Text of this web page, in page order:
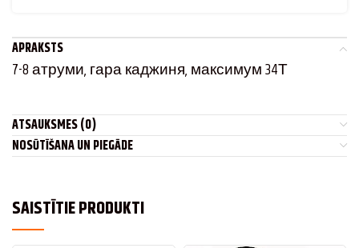
APRAKSTS
7-8 атруми, гара каджиня, максимум 34Т
ATSAUKSMES (0)
NOSŪTĪŠANA UN PIEGĀDE
SAISTĪTIE PRODUKTI